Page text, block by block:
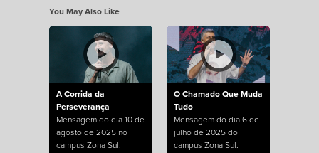
You May Also Like
A Corrida da
Perseverança
Mensagem do dia 10 de
agosto de 2025 no
campus Zona Sul.
O Chamado Que Muda
Tudo
Mensagem do dia 6 de
julho de 2025 do
campus Zona Sul.